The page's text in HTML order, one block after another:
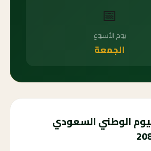
📅
يوم الأسبوع
الجمعة
الوطني السعودي